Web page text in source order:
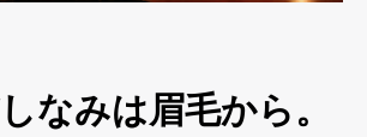
なみは眉毛から。